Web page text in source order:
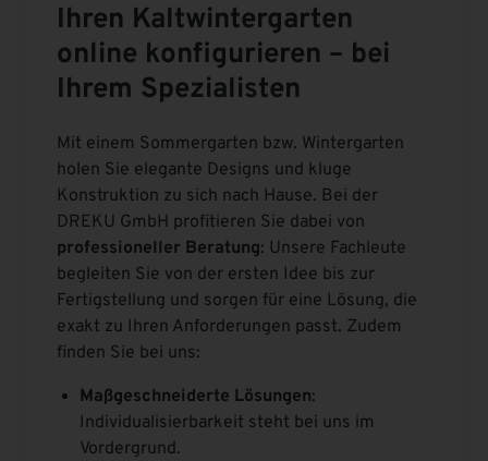
Ihren Kaltwintergarten
online konfigurieren – bei
Ihrem Spezialisten
Mit einem Sommergarten bzw. Wintergarten
holen Sie elegante Designs und kluge
Konstruktion zu sich nach Hause. Bei der
DREKU GmbH profitieren Sie dabei von
professioneller Beratung: Unsere Fachleute
begleiten Sie von der ersten Idee bis zur
Fertigstellung und sorgen für eine Lösung, die
exakt zu Ihren Anforderungen passt. Zudem
finden Sie bei uns:
Maßgeschneiderte Lösungen:
Individualisierbarkeit steht bei uns im
Vordergrund.